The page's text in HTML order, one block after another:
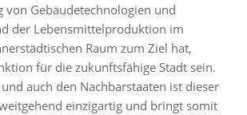
von Gebäudetechnologien und
der Lebensmittelproduktion im
Raum zum Ziel hat,
für die zukunftsfähige Stadt sein.
auch den Nachbarstaaten ist dieser
einzigartig und bringt somit